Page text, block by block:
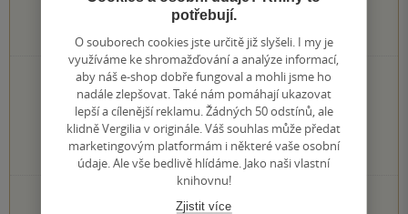
1×
5 hvězdiček
0×
4 hvězdičky
0×
3 hvězdičky
0×
2 hvězdičky
0×
1 hvezdička
PŘIDEJTE SVÉ HODNOCENÍ KNIHY
potřebují.
O souborech cookies jste určitě již slyšeli. I my je
využíváme ke shromažďování a analýze informací,
aby náš e-shop dobře fungoval a mohli jsme ho
nadále zlepšovat. Také nám pomáhají ukazovat
lepší a cílenější reklamu. Žádných 50 odstínů, ale
klidně Vergilia v originále. Váš souhlas může předat
marketingovým platformám i některé vaše osobní
údaje. Ale vše bedlivě hlídáme. Jako naši vlastní
knihovnu!
Zjistit více